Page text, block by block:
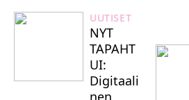
UUTISET
NYT
TAPAHT
UI:
Digitaali